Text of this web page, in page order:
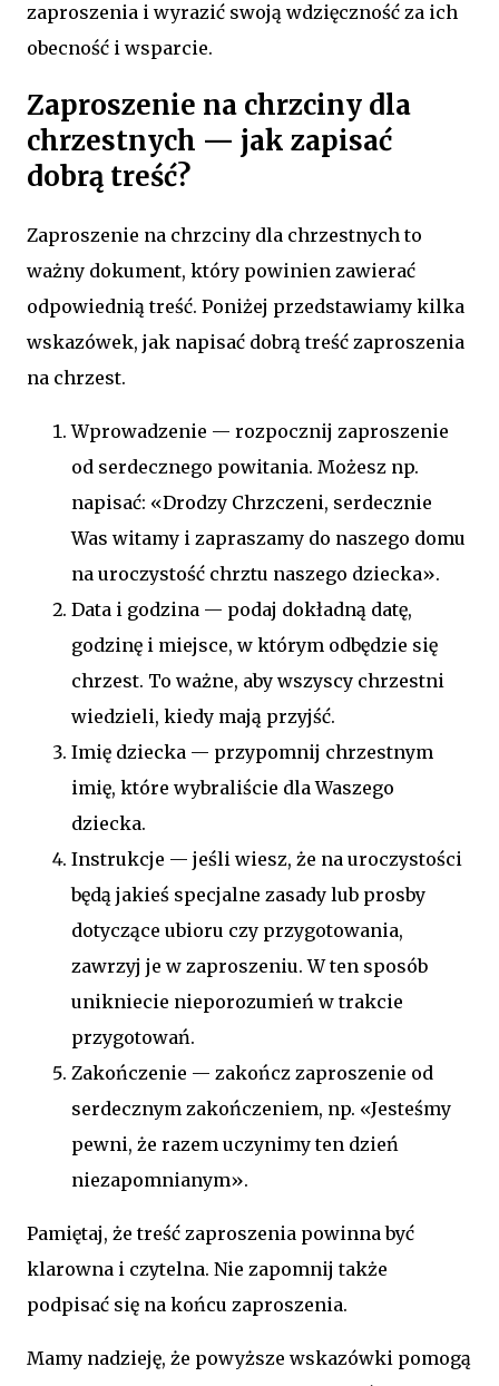
zaproszenia i wyrazić swoją wdzięczność za ich
obecność i wsparcie.
Zaproszenie na chrzciny dla
chrzestnych — jak zapisać
dobrą treść?
Zaproszenie na chrzciny dla chrzestnych to
ważny dokument, który powinien zawierać
odpowiednią treść. Poniżej przedstawiamy kilka
wskazówek, jak napisać dobrą treść zaproszenia
na chrzest.
Wprowadzenie — rozpocznij zaproszenie
od serdecznego powitania. Możesz np.
napisać: «Drodzy Chrzczeni, serdecznie
Was witamy i zapraszamy do naszego domu
na uroczystość chrztu naszego dziecka».
Data i godzina — podaj dokładną datę,
godzinę i miejsce, w którym odbędzie się
chrzest. To ważne, aby wszyscy chrzestni
wiedzieli, kiedy mają przyjść.
Imię dziecka — przypomnij chrzestnym
imię, które wybraliście dla Waszego
dziecka.
Instrukcje — jeśli wiesz, że na uroczystości
będą jakieś specjalne zasady lub prosby
dotyczące ubioru czy przygotowania,
zawrzyj je w zaproszeniu. W ten sposób
unikniecie nieporozumień w trakcie
przygotowań.
Zakończenie — zakończ zaproszenie od
serdecznym zakończeniem, np. «Jesteśmy
pewni, że razem uczynimy ten dzień
niezapomnianym».
Pamiętaj, że treść zaproszenia powinna być
klarowna i czytelna. Nie zapomnij także
podpisać się na końcu zaproszenia.
Mamy nadzieję, że powyższe wskazówki pomogą